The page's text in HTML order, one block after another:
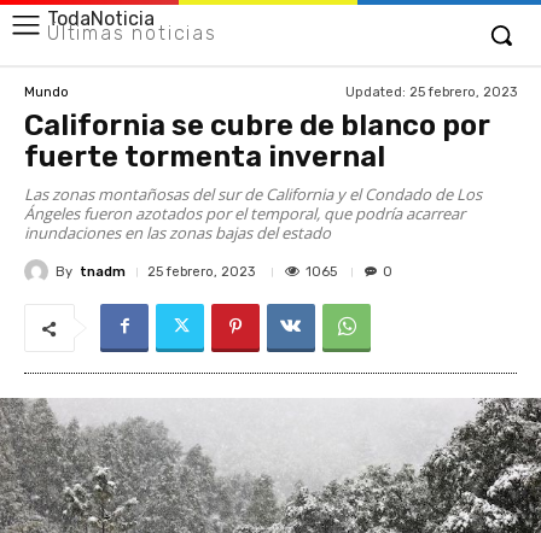
TodaNoticia
Últimas noticias
Mundo Updated: 25 febrero, 2023
California se cubre de blanco por
fuerte tormenta invernal
Las zonas montañosas del sur de California y el Condado de Los
Ángeles fueron azotados por el temporal, que podría acarrear
inundaciones en las zonas bajas del estado
By tnadm 25 febrero, 2023 1065 0